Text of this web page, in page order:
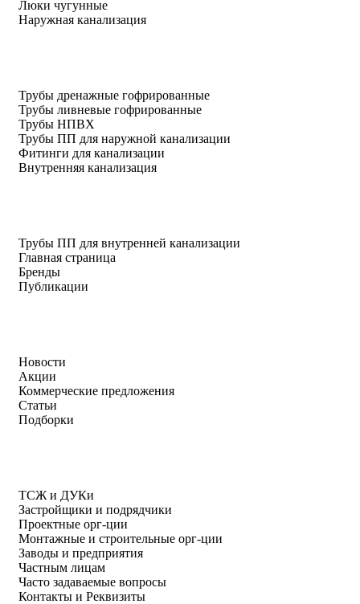
Люки чугунные
Наружная канализация
Трубы дренажные гофрированные
Трубы ливневые гофрированные
Трубы НПВХ
Трубы ПП для наружной канализации
Фитинги для канализации
Внутренняя канализация
Трубы ПП для внутренней канализации
Главная страница
Бренды
Публикации
Новости
Акции
Коммерческие предложения
Статьи
Подборки
ТСЖ и ДУКи
Застройщики и подрядчики
Проектные орг-ции
Монтажные и строительные орг-ции
Заводы и предприятия
Частным лицам
Часто задаваемые вопросы
Контакты и Реквизиты